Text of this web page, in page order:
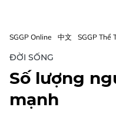
SGGP Online 中文 SGGP Thể
ĐỜI SỐNG
Số lượng
mạnh